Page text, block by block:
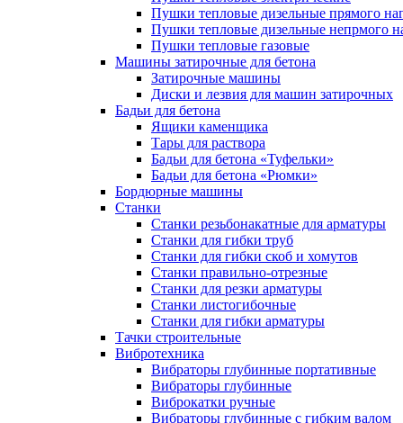
Пушки тепловые дизельные прямого
Пушки тепловые дизельные непрмого
Пушки тепловые газовые
Машины затирочные для бетона
Затирочные машины
Диски и лезвия для машин затирочных
Бадьи для бетона
Ящики каменщика
Тары для раствора
Бадьи для бетона «Туфельки»
Бадьи для бетона «Рюмки»
Бордюрные машины
Станки
Станки резьбонакатные для арматуры
Станки для гибки труб
Станки для гибки скоб и хомутов
Станки правильно-отрезные
Станки для резки арматуры
Станки листогибочные
Станки для гибки арматуры
Тачки строительные
Вибротехника
Вибраторы глубинные портативные
Вибраторы глубинные
Виброкатки ручные
Вибраторы глубинные с гибким валом